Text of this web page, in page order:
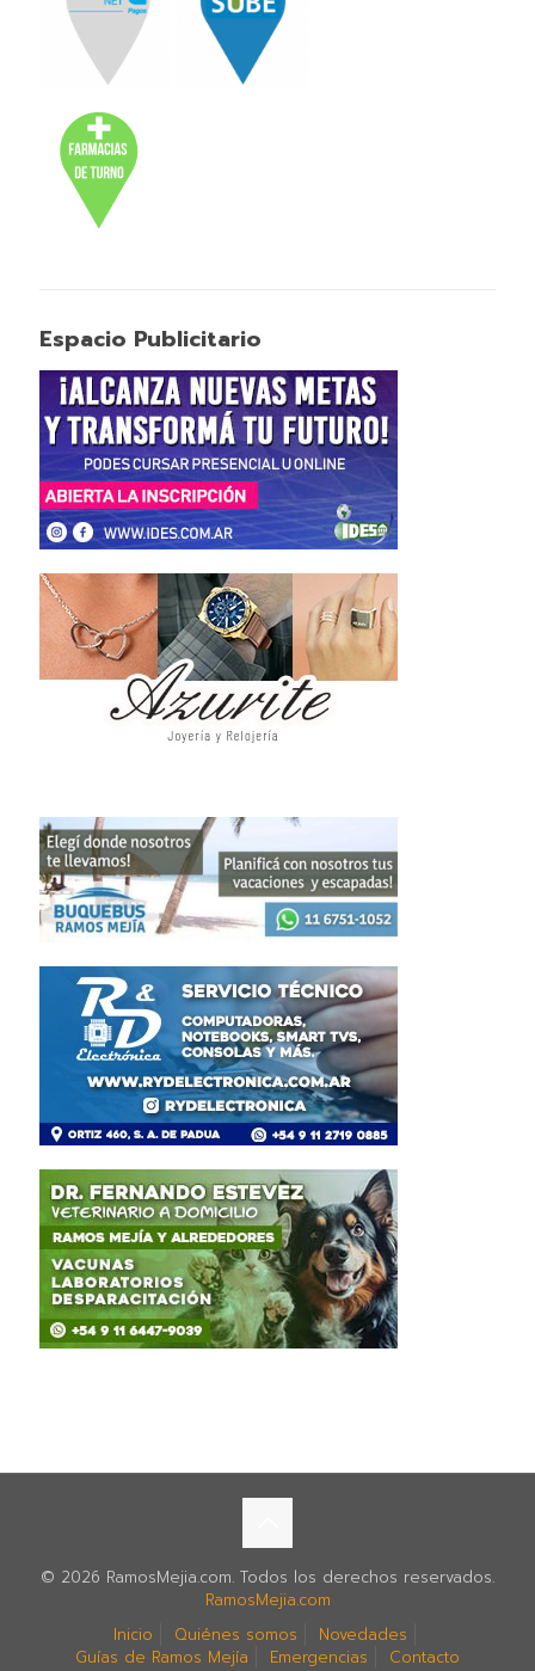
Espacio Publicitario
© 2026 RamosMejia.com. Todos los derechos reservados.
RamosMejia.com
Inicio
Quiénes somos
Novedades
Guías de Ramos Mejía
Emergencias Contacto